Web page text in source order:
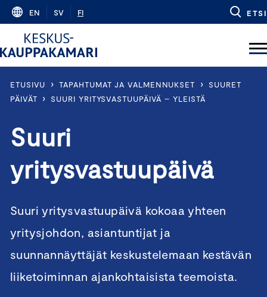
Skip
content
EN SV FI ETSI
ETUSIVU › TAPAHTUMAT JA VALMENNUKSET ›
SUURET
PÄIVÄT
› SUURI YRITYSVASTUUPÄIVÄ – YLEISTÄ
Suuri
yritysvastuupäivä
Suuri yritysvastuupäivä kokoaa yhteen
yritysjohdon, asiantuntijat ja
suunnannäyttäjät keskustelemaan kestävän
liiketoiminnan ajankohtaisista teemoista.